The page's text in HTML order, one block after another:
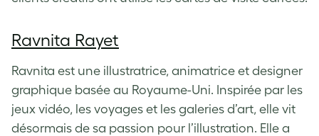
Ravnita Rayet
Ravnita est une illustratrice, animatrice et designer
graphique basée au Royaume-Uni. Inspirée par les
jeux vidéo, les voyages et les galeries d’art, elle vit
désormais de sa passion pour l’illustration. Elle a